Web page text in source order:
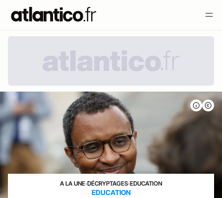
A LA UNE›DÉCRYPTAGES›EDUCATION
EDUCATION